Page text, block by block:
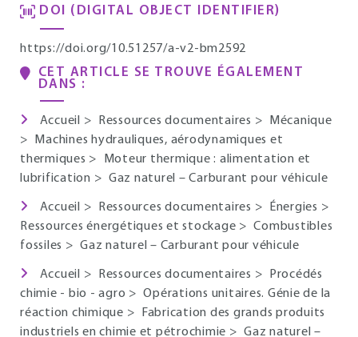
DOI (DIGITAL OBJECT IDENTIFIER)
https://doi.org/10.51257/a-v2-bm2592
CET ARTICLE SE TROUVE ÉGALEMENT
DANS :
Accueil > Ressources documentaires >
Mécanique
>
Machines hydrauliques, aérodynamiques et
thermiques >
Moteur thermique : alimentation et
lubrification > Gaz naturel – Carburant pour véhicule
Accueil > Ressources documentaires > Énergies >
Ressources énergétiques et stockage >Combustibles
fossiles > Gaz naturel – Carburant pour véhicule
Accueil > Ressources documentaires >
Procédés
chimie - bio - agro >Opérations unitaires. Génie de la
réaction chimique >
Fabrication des grands produits
industriels en chimie et pétrochimie > Gaz naturel –